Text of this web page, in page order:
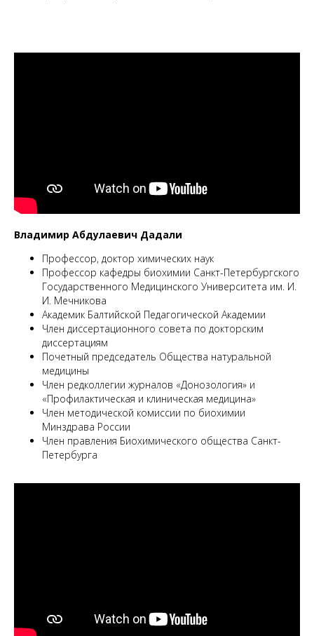
Владимир Абдулаевич Дадали
Профессор, доктор химических наук
Профессор кафедры биохимии Санкт-Петербургского
Государственного Медицинского Университета им. И.
И. Мечникова
Академик Балтийской Педагогической Академии
Член диссертационного совета по докторским
диссертациям
Почетный председатель Общества натуральной
медицины
Член редколлегии журналов «Донозология» и
«Профилактическая и клиническая медицина»
Член методической комиссии по биохимии
Минздрава России
Член правления Биохимического общества Санкт-
Петербурга